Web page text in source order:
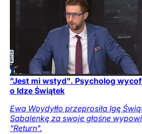
"Jest mi wstyd". Psycholog
o Idze Świątek
Ewa Woydyłło przeprosiła Igę
Sabalenkę za swoje głośne
"Return".